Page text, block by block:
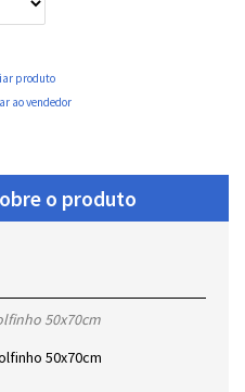
produto
ao vendedor
o produto
50x70cm
50x70cm